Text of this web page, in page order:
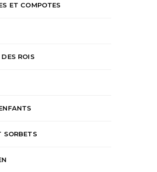
ET COMPOTES
ROIS
SORBETS